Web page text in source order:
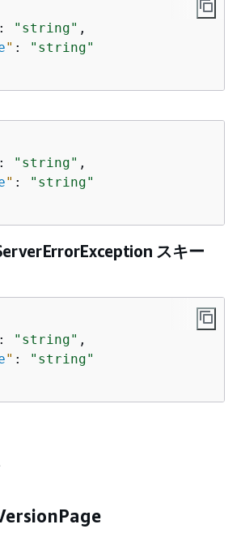
: "string" ,
" :
"string"
: "string" ,
" :
"string"
スキー
: "string" ,
" :
"string"